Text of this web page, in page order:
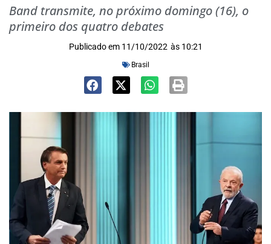
Band transmite, no próximo domingo (16), o
primeiro dos quatro debates
Publicado em 11/10/2022 às 10:21
Brasil